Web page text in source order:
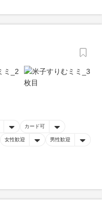
カード可
女性歓迎 男性歓迎